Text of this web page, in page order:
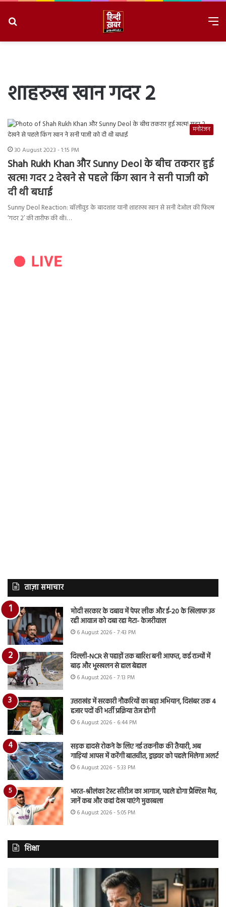
शाहरुख खान गदर 2
मनोरंजन
30 August 2023 - 1:15 PM
Shah Rukh Khan और Sunny Deol के बीच तकरार हुई
खत्म! गदर 2 देखने से पहले किंग खान ने सनी पाजी को
दी थी बधाई
Sunny Deol Reaction: बॉलीवुड के बादशाह यानी शाहरुख खान से सनी देओल की फिल्म
‘गदर 2’ की तारीफ की थी।…
ताज़ा समाचार
मोदी सरकार के दबाव में पेपर लीक और ई-20 के खिलाफ उठ
रही आवाज को दबा रहा मेटा- केजरीवाल
6 August 2026 - 7:43 PM
दिल्ली-NCR से पहाड़ों तक बारिश बनी आफत, कई राज्यों में
बाढ़ और भूस्खलन से हाल बेहाल
6 August 2026 - 7:13 PM
उत्तराखंड में सरकारी नौकरियों का बड़ा अभियान, दिसंबर तक 4
हजार पदों की भर्ती प्रक्रिया तेज होगी
6 August 2026 - 6:44 PM
सड़क हादसे रोकने के लिए नई तकनीक की तैयारी, अब
गाड़ियां आपस में करेंगी बातचीत, ड्राइवर को पहले मिलेगा अलर्ट
6 August 2026 - 5:33 PM
भारत-श्रीलंका टेस्ट सीरीज का आगाज, पहले होगा प्रैक्टिस मैच,
जानें कब और कहां देख पाएंगे मुकाबला
6 August 2026 - 5:05 PM
शिक्षा